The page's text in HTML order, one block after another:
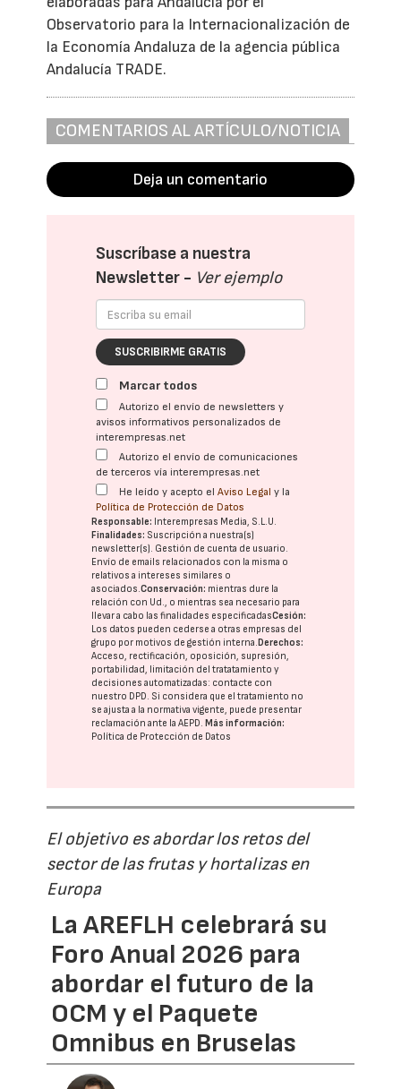
Observatorio para la Internacionalización de
la Economía Andaluza de la agencia pública
Andalucía TRADE.
COMENTARIOS AL ARTÍCULO/NOTICIA
Deja un comentario
Suscríbase a nuestra
Newsletter - Ver ejemplo
SUSCRIBIRME GRATIS
Marcar todos
Autorizo el envío de newsletters y
avisos informativos personalizados de
interempresas.net
Autorizo el envío de comunicaciones
de terceros vía interempresas.net
He leído y acepto elAviso Legal y la
Política de Protección de Datos
Responsable: Interempresas Media, S.L.U.
Finalidades: Suscripción a nuestra(s)
newsletter(s). Gestión de cuenta de usuario.
Envío de emails relacionados con la misma o
relativos a intereses similares o
asociados.Conservación: mientras dure la
relación con Ud., o mientras sea necesario para
llevar a cabo las finalidades especificadasCesión:
Los datos pueden cederse a otras empresas del
grupo por motivos de gestión interna. Derechos:
Acceso, rectificación, oposición, supresión,
portabilidad, limitación del tratatamiento y
decisiones automatizadas: contacte con
nuestro DPD. Si considera que el tratamiento no
se ajusta a la normativa vigente, puede presentar
reclamación ante laAEPD. Más información:
Política de Protección de Datos
El objetivo es abordar los retos del
sector de las frutas y hortalizas en
Europa
La AREFLH celebrará su
Foro Anual 2026 para
abordar el futuro de la
OCM y el Paquete
Omnibus en Bruselas